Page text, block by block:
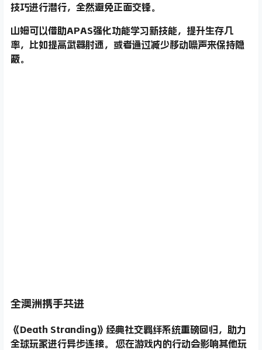
技巧进行潜行，全然避免正面交锋。
山姆可以借助APAS强化功能学习新技能，提升生存几
率，比如提高武器射速，或者通过减少移动噪声来保持隐
蔽。
全澳洲携手共进
《Death Stranding》经典社交羁绊系统重磅回归，助力
全球玩家进行异步连接。 您在游戏内的行动会影响其他玩